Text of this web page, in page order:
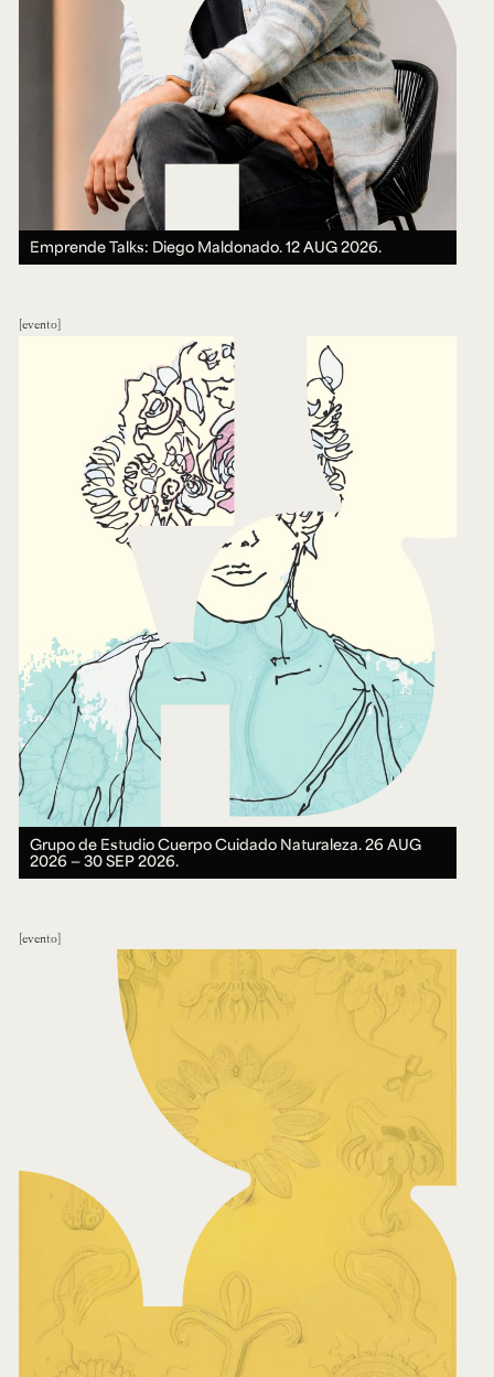
Emprende Talks: Diego Maldonado.12 AUG 2026.
evento
Grupo de Estudio Cuerpo Cuidado Naturaleza.26 AUG
2026 ― 30 SEP 2026.
evento